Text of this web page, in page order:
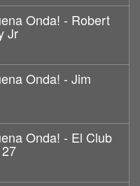
Onda! - Robert
Jr
Onda! - Jim
Onda! - El Club